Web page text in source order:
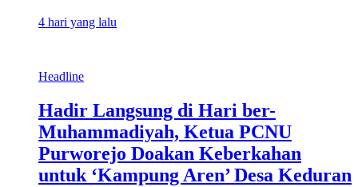
4 hari yang lalu
Headline
Hadir Langsung di Hari ber-
Muhammadiyah, Ketua PCNU
Purworejo Doakan Keberkahan
untuk ‘Kampung Aren’ Desa Keduran